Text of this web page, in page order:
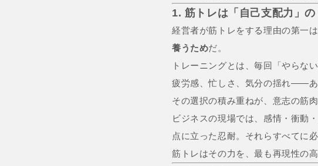
1. 筋トレは「自己支配力」
経営者が筋トレをする理由の第一
養うためだ。
トレーニングとは、毎回「やらな
疲労感、忙しさ、気分の揺れ——あ
その選択の積み重ねが、意志の筋肉
ビジネスの現場では、感情・衝動
点に立った忍耐。それらすべてに必
筋トレはその力を、最も再現性の